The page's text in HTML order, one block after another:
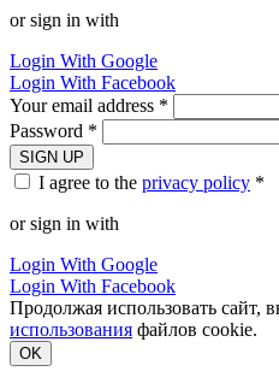
or sign in with
Login With Google
Login With Facebook
Your email address *
Password *
SIGN UP
I agree to the privacy policy *
or sign in with
Login With Google
Login With Facebook
Продолжая использовать сайт,
использования файлов cookie.
OK